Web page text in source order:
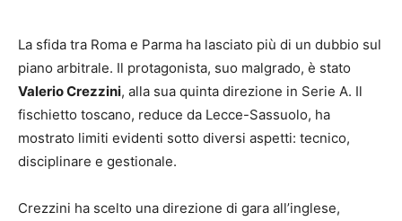
La sfida tra Roma e Parma ha lasciato più di un dubbio sul
piano arbitrale. Il protagonista, suo malgrado, è stato
Valerio Crezzini, alla sua quinta direzione in Serie A. Il
fischietto toscano, reduce da Lecce-Sassuolo, ha
mostrato limiti evidenti sotto diversi aspetti: tecnico,
disciplinare e gestionale.
Crezzini ha scelto una direzione di gara all’inglese,